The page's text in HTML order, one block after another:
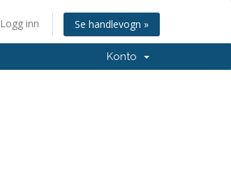
Logg inn Se handlevogn »
Konto